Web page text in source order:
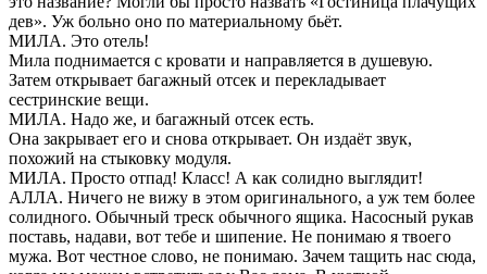
дев». Уж больно оно по материальному бьёт.
МИЛА. Это отель!
Мила поднимается с кровати и направляется в душевую.
Затем открывает багажный отсек и перекладывает
сестринские вещи.
МИЛА. Надо же, и багажный отсек есть.
Она закрывает его и снова открывает. Он издаёт звук,
похожий на стыковку модуля.
МИЛА. Просто отпад! Класс! А как солидно выглядит!
АЛЛА. Ничего не вижу в этом оригинального, а уж тем более
солидного. Обычный треск обычного ящика. Насосный рукав
поставь, надави, вот тебе и шипение. Не понимаю я твоего
мужа. Вот честное слово, не понимаю. Зачем тащить нас сюда,